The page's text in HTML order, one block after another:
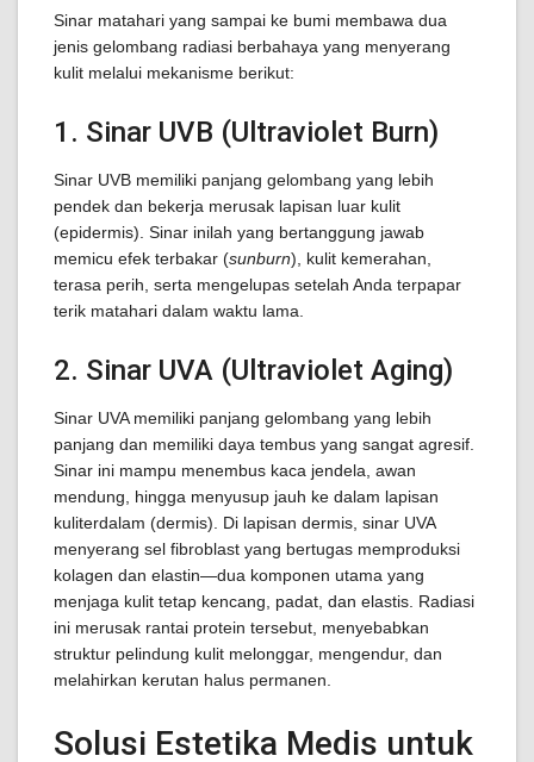
Sinar matahari yang sampai ke bumi membawa dua
jenis gelombang radiasi berbahaya yang menyerang
kulit melalui mekanisme berikut:
1. Sinar UVB (Ultraviolet Burn)
Sinar UVB memiliki panjang gelombang yang lebih
pendek dan bekerja merusak lapisan luar kulit
(epidermis). Sinar inilah yang bertanggung jawab
memicu efek terbakar (sunburn), kulit kemerahan,
terasa perih, serta mengelupas setelah Anda terpapar
terik matahari dalam waktu lama.
2. Sinar UVA (Ultraviolet Aging)
Sinar UVA memiliki panjang gelombang yang lebih
panjang dan memiliki daya tembus yang sangat agresif.
Sinar ini mampu menembus kaca jendela, awan
mendung, hingga menyusup jauh ke dalam lapisan
kuliterdalam (dermis). Di lapisan dermis, sinar UVA
menyerang sel fibroblast yang bertugas memproduksi
kolagen dan elastin—dua komponen utama yang
menjaga kulit tetap kencang, padat, dan elastis. Radiasi
ini merusak rantai protein tersebut, menyebabkan
struktur pelindung kulit melonggar, mengendur, dan
melahirkan kerutan halus permanen.
Solusi Estetika Medis untuk